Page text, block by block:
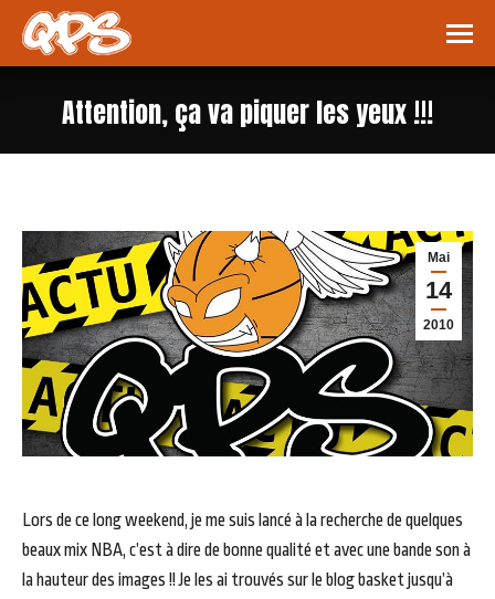
Attention, ça va piquer les yeux !!!
Mai
14
2010
Lors de ce long weekend, je me suis lancé à la recherche de quelques
beaux mix NBA, c’est à dire de bonne qualité et avec une bande son à
la hauteur des images !! Je les ai trouvés sur le blog basket jusqu’à